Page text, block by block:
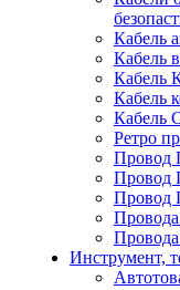
Кабель
Кабель
Кабель
Кабель
Кабель
Ретро
Инструмент,